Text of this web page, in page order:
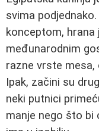
svima
konceptom, hrana
međunarodnim
razne vrste mesa,
Ipak, začini su
neki putnici
manje nego što bi